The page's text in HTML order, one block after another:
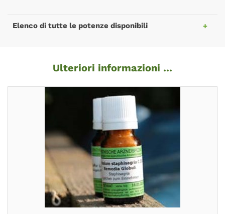
Elenco di tutte le potenze disponibili
Ulteriori informazioni ...